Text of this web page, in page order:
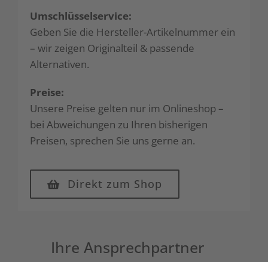
Umschlüsselservice:
Geben Sie die Hersteller-Artikelnummer ein
– wir zeigen Originalteil & passende
Alternativen.
Preise:
Unsere Preise gelten nur im Onlineshop –
bei Abweichungen zu Ihren bisherigen
Preisen, sprechen Sie uns gerne an.
Direkt zum Shop
Ihre Ansprechpartner